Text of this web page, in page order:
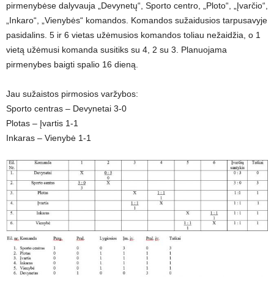
pirmenybėse dalyvauja „Devynetų“, Sporto centro, „Ploto“, „Įvarčio“,
„Inkaro“, „Vienybės“ komandos. Komandos sužaidusios tarpusavyje
pasidalins. 5 ir 6 vietas užėmusios komandos toliau nežaidžia, o 1
vietą užėmusi komanda susitiks su 4, 2 su 3. Planuojama
pirmenybes baigti spalio 16 dieną.
Jau sužaistos pirmosios varžybos:
Sporto centras – Devynetai 3-0
Plotas – Įvartis 1-1
Inkaras – Vienybė 1-1